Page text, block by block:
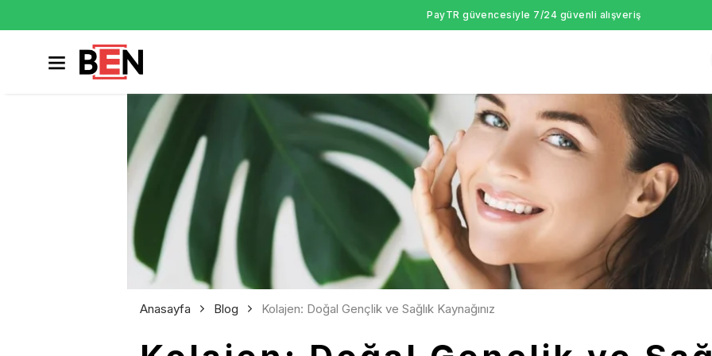
PayTR güvencesiyle 7/24 güvenli alışveriş
Anasayfa Blog Kolajen: Doğal Gençlik ve Sağlık Kaynağınız